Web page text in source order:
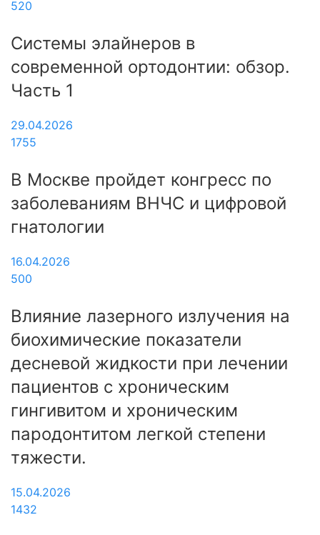
520
Системы элайнеров в
современной ортодонтии: обзор.
Часть 1
29.04.2026
1755
В Москве пройдет конгресс по
заболеваниям ВНЧС и цифровой
гнатологии
16.04.2026
500
Влияние лазерного излучения на
биохимические показатели
десневой жидкости при лечении
пациентов с хроническим
гингивитом и хроническим
пародонтитом легкой степени
тяжести.
15.04.2026
1432